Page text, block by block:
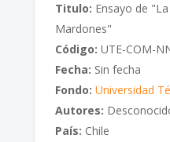
Titulo: Ensayo de
Mardones"
Código: UTE-COM-
Fecha: Sin fecha
Fondo: Universidad
Autores:
País: Chile